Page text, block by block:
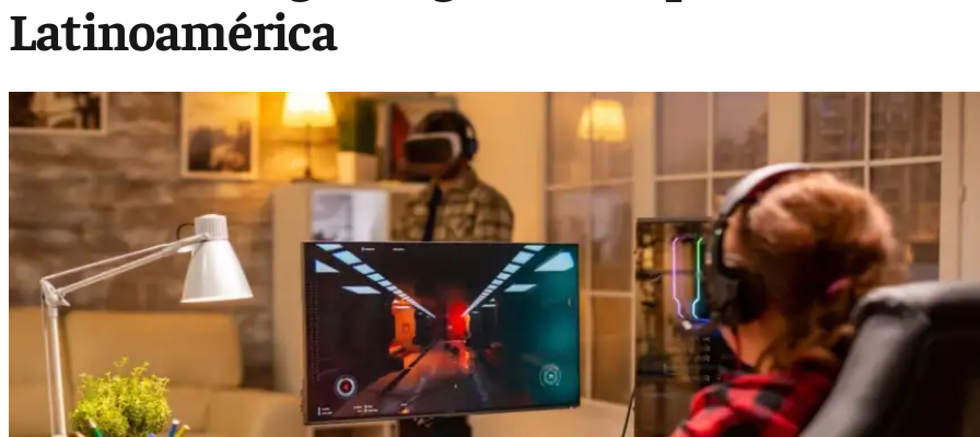
Latinoamérica